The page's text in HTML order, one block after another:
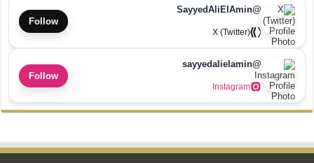
@SayyedAliElAmin
X (Twitter)
Follow
@sayyedalielamin
Instagram
Follow